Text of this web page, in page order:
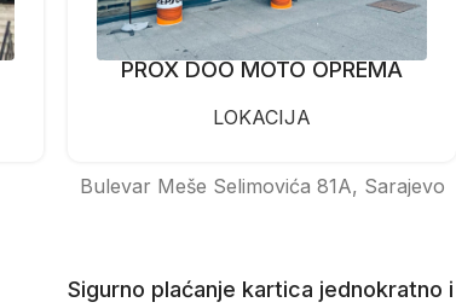
PROX DOO MOTO OPREMA
LOKACIJA
Bulevar Meše Selimovića 81A, Sarajevo
Sigurno plaćanje kartica jednokratno i